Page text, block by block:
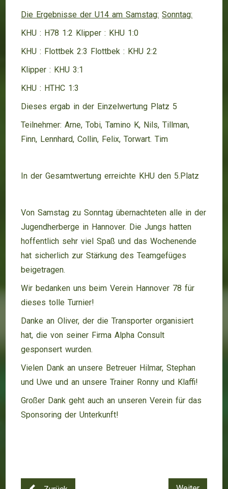
Die Ergebnisse der U14 am Samstag: Sonntag:
KHU : H78 1:2 Klipper : KHU 1:0
KHU : Flottbek 2:3 Flottbek : KHU 2:2
Klipper : KHU 3:1
KHU : HTHC 1:3
Dieses ergab in der Einzelwertung Platz 5
Teilnehmer: Arne, Tobi, Tamino K, Nils, Tillman,
Finn, Lennhard, Collin, Felix, Torwart. Tim
In der Gesamtwertung erreichte KHU den 5.Platz
Von Samstag zu Sonntag übernachteten alle in der
Jugendherberge in Hannover. Die Jungs hatten
hoffentlich sehr viel Spaß und das Wochenende
hat sicherlich zur Stärkung des Teamgefüges
beigetragen.
Wir bedanken uns beim Verein Hannover 78 für
dieses tolle Turnier!
Danke an Oliver, der die Transporter organisiert
hat, die von seiner Firma Alpha Consult
gesponsert wurden.
Vielen Dank an unsere Betreuer Hilmar, Stephan
und Uwe und an unsere Trainer Ronny und Klaffi!
Großer Dank geht auch an unseren Verein für das
Sponsoring der Unterkunft!